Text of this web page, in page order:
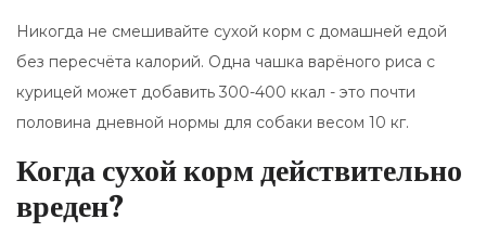
Никогда не смешивайте сухой корм с домашней едой
без пересчёта калорий. Одна чашка варёного риса с
курицей может добавить 300-400 ккал - это почти
половина дневной нормы для собаки весом 10 кг.
Когда сухой корм действительно
вреден?